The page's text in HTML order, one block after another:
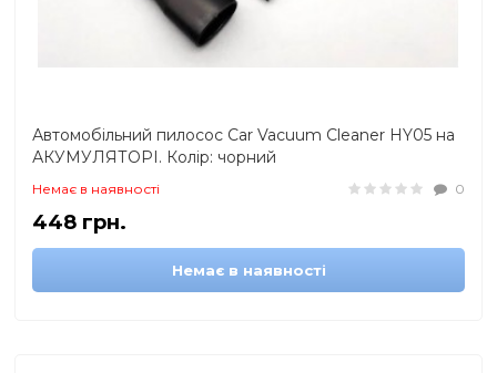
Автомобільний пилосос Car Vacuum Cleaner HY05 на
АКУМУЛЯТОРІ. Колір: чорний
Немає в наявності 0
448 грн.
Немає в наявності